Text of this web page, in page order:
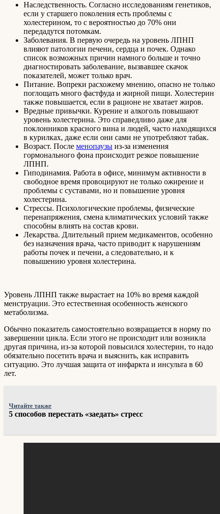
Наследственность. Согласно исследованиям генетиков,
если у старшего поколения есть проблемы с
холестерином, то с вероятностью до 70% они
передадутся потомкам.
Заболевания. В первую очередь на уровень ЛПНП
влияют патологии печени, сердца и почек. Однако
список возможных причин намного больше и точно
диагностировать заболевание, вызвавшее скачок
показателей, может только врач.
Питание. Вопреки расхожему мнению, опасно не только
поглощать много фастфуда и жирной пищи. Холестерин
также повышается, если в рационе не хватает жиров.
Вредные привычки. Курение и алкоголь повышают
уровень холестерина. Это справедливо даже для
поклонников красного вина и людей, часто находящихся
в курилках, даже если они сами не употребляют табак.
Возраст. После менопаузы из-за изменения
гормонального фона происходит резкое повышение
ЛПНП.
Гиподинамия. Работа в офисе, минимум активности в
свободное время провоцируют не только ожирение и
проблемы с суставами, но и повышение уровня
холестерина.
Стрессы. Психологические проблемы, физические
перенапряжения, смена климатических условий также
способны влиять на состав крови.
Лекарства. Длительный прием медикаментов, особенно
без назначения врача, часто приводит к нарушениям
работы почек и печени, а следовательно, и к
повышению уровня холестерина.
Уровень ЛПНП также вырастает на 10% во время каждой
менструации. Это естественная особенность женского
метаболизма.
Обычно показатель самостоятельно возвращается в норму по
завершении цикла. Если этого не происходит или возникла
другая причина, из-за которой повысился холестерин, то надо
обязательно посетить врача и выяснить, как исправить
ситуацию. Это лучшая защита от инфаркта и инсульта в 60
лет.
Читайте также
5 способов перестать «заедать» стресс